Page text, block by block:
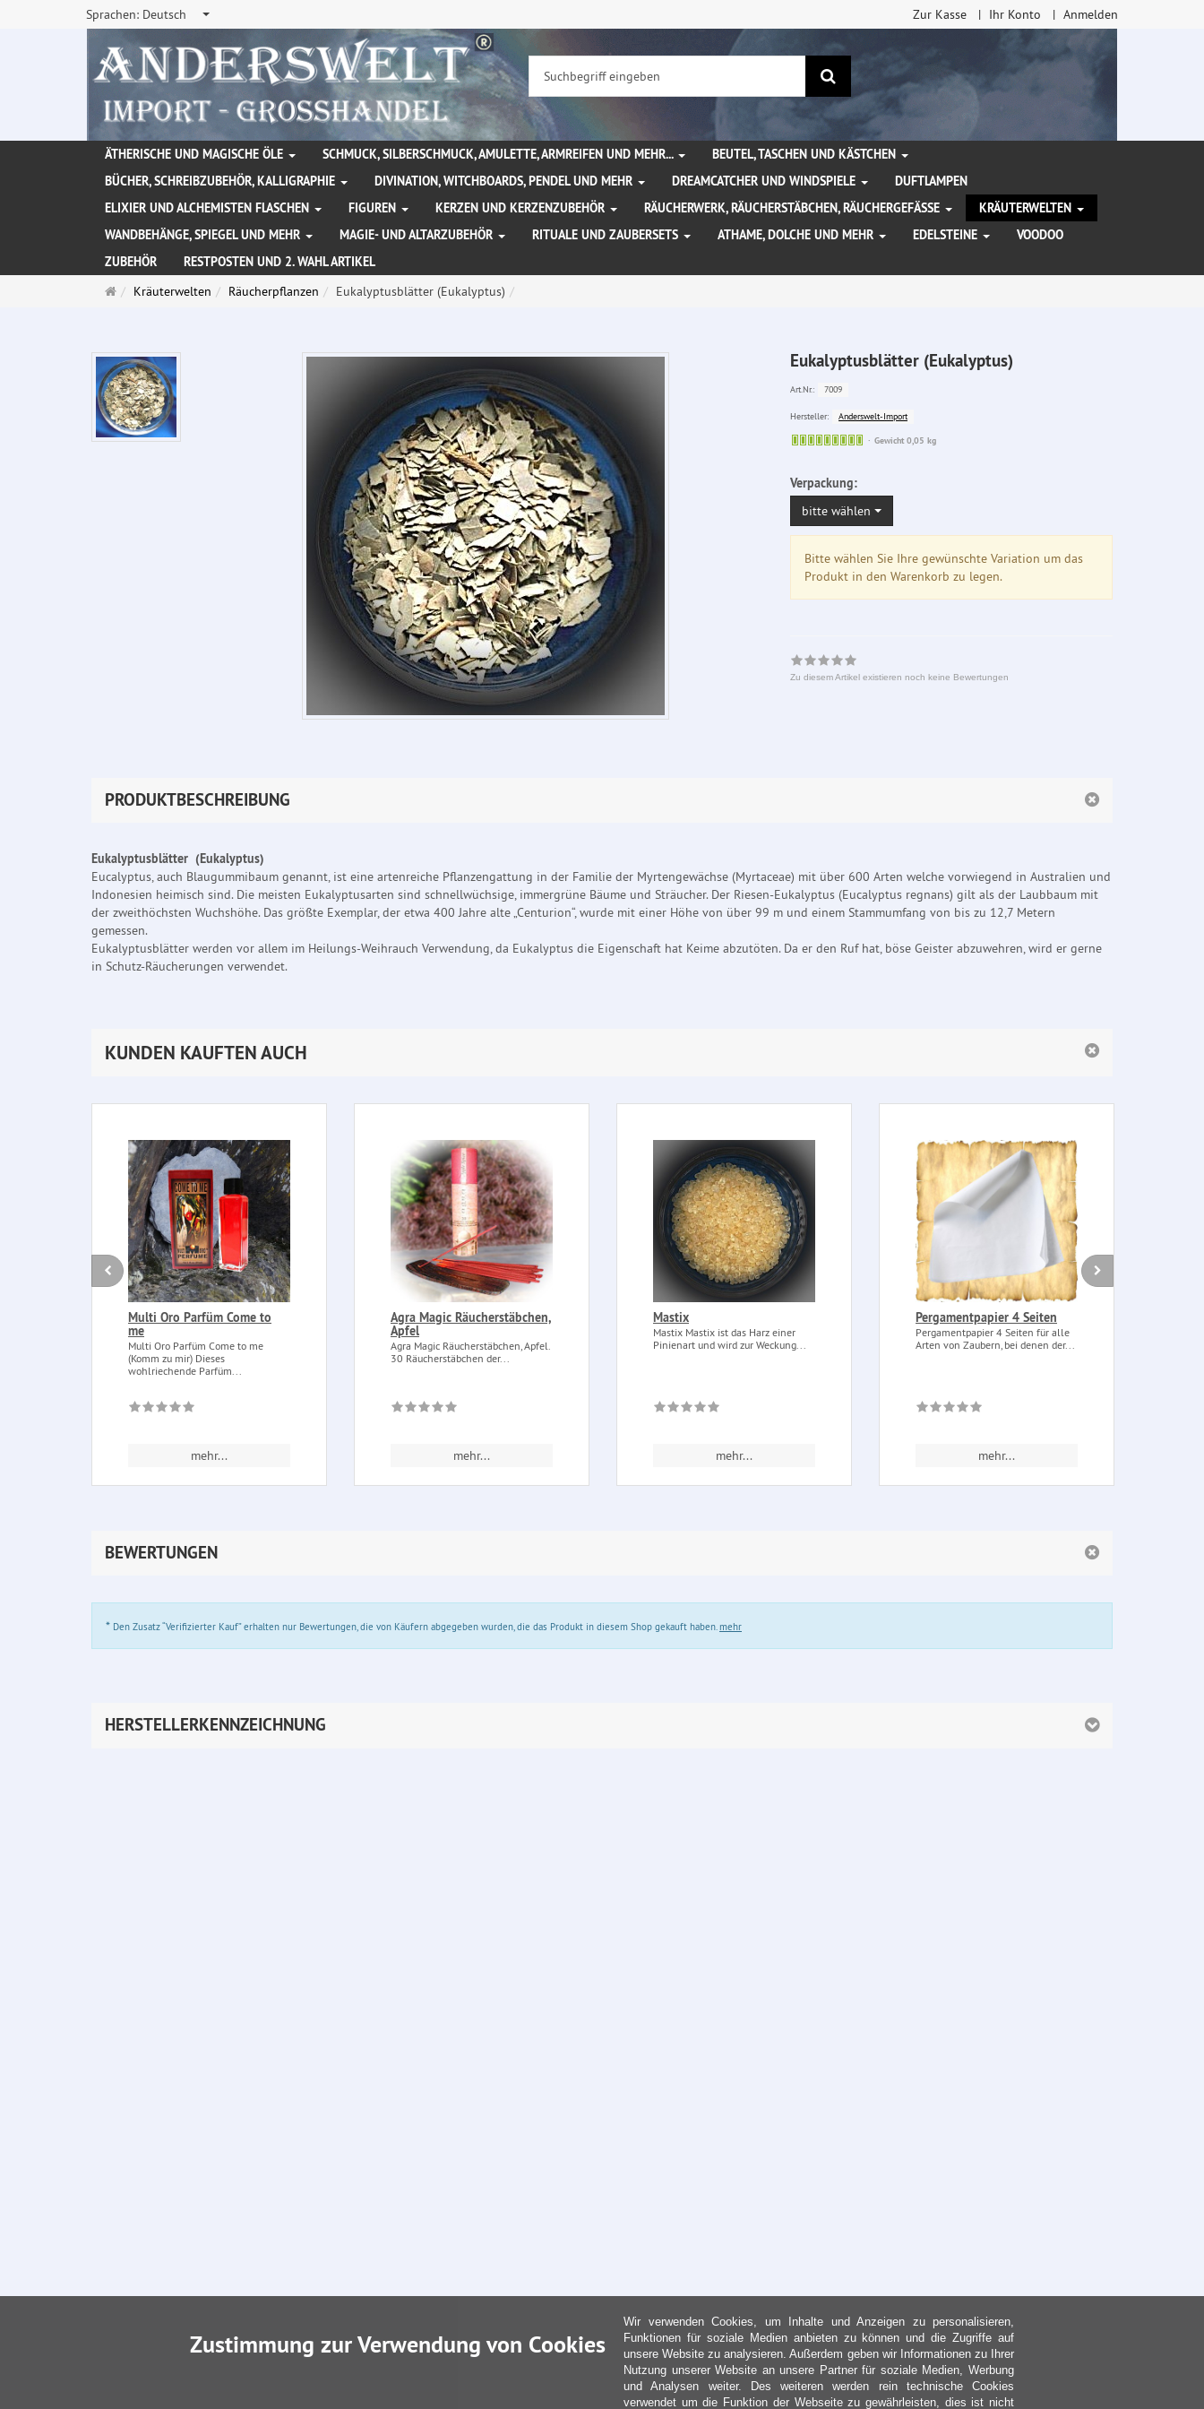
Sprachen: Deutsch Zur Kasse Ihr Konto Anmelden
Suchen
ÄTHERISCHE UND MAGISCHE ÖLE SCHMUCK, SILBERSCHMUCK, AMULETTE, ARMREIFEN UND MEHR...
BEUTEL, TASCHEN UND KÄSTCHEN
BÜCHER, SCHREIBZUBEHÖR, KALLIGRAPHIE
DIVINATION, WITCHBOARDS, PENDEL UND MEHR DREAMCATCHER UND WINDSPIELE
DUFTLAMPEN
ELIXIER UND ALCHEMISTEN FLASCHEN
FIGUREN KERZEN UND KERZENZUBEHÖR RÄUCHERWERK, RÄUCHERSTÄBCHEN, RÄUCHERGEFÄSSE
KRÄUTERWELTEN
WANDBEHÄNGE, SPIEGEL UND MEHR
MAGIE- UND ALTARZUBEHÖR RITUALE UND ZAUBERSETS ATHAME, DOLCHE UND MEHR EDELSTEINE
VOODOO
ZUBEHÖR
RESTPOSTEN UND 2. WAHL ARTIKEL
Startseite
Kräuterwelten Räucherpflanzen Eukalyptusblätter (Eukalyptus)
Eukalyptusblätter (Eukalyptus)
Art.Nr.: 7009
Hersteller:
Anderswelt-Import
Sofort
Gewicht 0,05 kg
Verpackung:
bitte wählen
Bitte wählen Sie Ihre gewünschte Variation um das
Produkt in den Warenkorb zu legen.
Zu diesem Artikel existieren noch keine Bewertungen
PRODUKTBESCHREIBUNG
Eukalyptusblätter (Eukalyptus)
Eucalyptus, auch Blaugummibaum genannt, ist eine artenreiche Pflanzengattung in der Familie der Myrtengewächse (Myrtaceae) mit über 600 Arten welche vorwiegend in Australien und
Indonesien heimisch sind. Die meisten Eukalyptusarten sind schnellwüchsige, immergrüne Bäume und Sträucher. Der Riesen-Eukalyptus (Eucalyptus regnans) gilt als der Laubbaum mit
der zweithöchsten Wuchshöhe. Das größte Exemplar, der etwa 400 Jahre alte „Centurion“, wurde mit einer Höhe von über 99 m und einem Stammumfang von bis zu 12,7 Metern
gemessen.
Eukalyptusblätter werden vor allem im Heilungs-Weihrauch Verwendung, da Eukalyptus die Eigenschaft hat Keime abzutöten. Da er den Ruf hat, böse Geister abzuwehren, wird er gerne
in Schutz-Räucherungen verwendet.
KUNDEN KAUFTEN AUCH
Multi Oro Parfüm Come to
me
Multi Oro Parfüm Come to me
(Komm zu mir) Dieses
wohlriechende Parfüm...
mehr...
Agra Magic Räucherstäbchen,
Apfel
Agra Magic Räucherstäbchen, Apfel.
30 Räucherstäbchen der...
mehr...
Mastix
Mastix Mastix ist das Harz einer
Pinienart und wird zur Weckung...
mehr...
Pergamentpapier 4 Seiten
Pergamentpapier 4 Seiten für alle
Arten von Zaubern, bei denen der...
mehr...
BEWERTUNGEN
* Den Zusatz “Verifizierter Kauf” erhalten nur Bewertungen, die von Käufern abgegeben wurden, die das Produkt in diesem Shop gekauft haben.mehr
HERSTELLERKENNZEICHNUNG
Zustimmung zur Verwendung von Cookies
Wir verwenden Cookies, um Inhalte und Anzeigen zu personalisieren,
Funktionen für soziale Medien anbieten zu können und die Zugriffe auf
unsere Website zu analysieren. Außerdem geben wir Informationen zu Ihrer
Nutzung unserer Website an unsere Partner für soziale Medien, Werbung
und Analysen weiter. Des weiteren werden rein technische Cookies
verwendet um die Funktion der Webseite zu gewährleisten, dies ist nicht